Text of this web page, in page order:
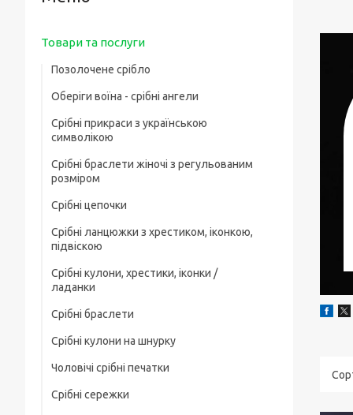
Товари та послуги
Позолочене срібло
Оберіги воїна - срібні ангели
Срібні прикраси з українською
символікою
Срібні браслети жіночі з регульованим
розміром
Срібні цепочки
Чоловічі срібні цепочки
Ювелірний шнурок зі срібним замком
Жіночі цепочки срібні
Товсті срібні ланцюжки
Дитячі срібні цепочки
Срібні ланцюжки з хрестиком, іконкою,
підвіскою
Срібні цепочки з хрестиком
чи іконкою (ладанкою)
Срібні ланцюжки з кулонами / підвісками
Срібні кулони, хрестики, іконки /
ладанки
Срібні хрестики
Срібні підвіски
Срібні іконки / ладанки
Срібні браслети
Чоловічі срібні браслети
Жіночі срібні браслети
Позолочені срібні браслети
Срібні кулони на шнурку
Чоловічі срібні печатки
Чоловічі срібні печатки з чорним
Срібні сережки